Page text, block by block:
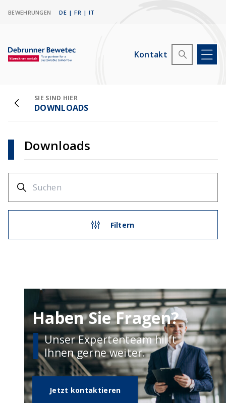
BEWEHRUNGEN IT
|
FR
|
DE
Kontakt
SIE SIND HIER
DOWNLOADS
Downloads
Filtern
Haben Sie Fragen?
Unser Expertenteam hilft
Ihnen gerne weiter.
Jetzt kontaktieren